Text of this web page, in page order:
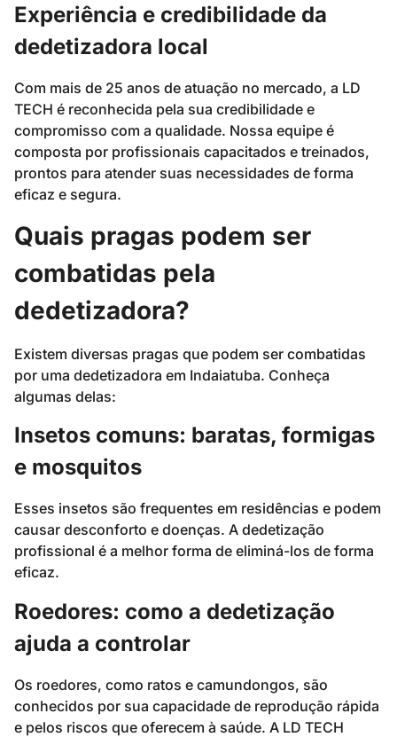
Experiência e credibilidade da
dedetizadora local
Com mais de 25 anos de atuação no mercado, a LD
TECH é reconhecida pela sua credibilidade e
compromisso com a qualidade. Nossa equipe é
composta por profissionais capacitados e treinados,
prontos para atender suas necessidades de forma
eficaz e segura.
Quais pragas podem ser
combatidas pela
dedetizadora?
Existem diversas pragas que podem ser combatidas
por uma dedetizadora em Indaiatuba. Conheça
algumas delas:
Insetos comuns: baratas, formigas
e mosquitos
Esses insetos são frequentes em residências e podem
causar desconforto e doenças. A dedetização
profissional é a melhor forma de eliminá-los de forma
eficaz.
Roedores: como a dedetização
ajuda a controlar
Os roedores, como ratos e camundongos, são
conhecidos por sua capacidade de reprodução rápida
e pelos riscos que oferecem à saúde. A LD TECH